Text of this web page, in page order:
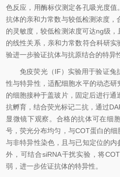
色反应，用酶标仪测定各孔吸光度
抗体的亲和力常数与较低检测浓度，
的灵敏度，较低检测浓度可达ng级
的线性关系，亲和力常数符合科研
验进一步验证抗体与抗原结合的特异
免疫荧光（IF）实验用于验证兔
性与特异性，适配细胞水平的动态
的细胞接种于盖玻片，固定后进行
抗孵育，结合荧光标记二抗，通过
显微镜下观察。合格的抗体可在细
号，荧光分布均匀，与COT蛋白的
与非特异性染色，且与已知定位的
外，可结合siRNA干扰实验，将
弱，进一步佐证抗体的特异性。